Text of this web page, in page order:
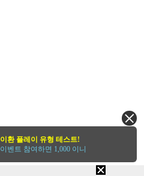
이환 플레이 유형 테스트!
이벤트 참여하면 1,000 이니